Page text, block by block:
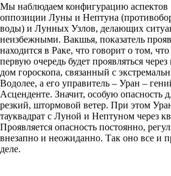
Мы наблюдаем конфигурацию аспектов
оппозиции Луны и Нептуна
воды) и Лунных Узлов, делающих
неизбежными. Вакшья, показатель
находится в Раке, что говорит о том,
первую очередь будет проявляться
дом гороскопа, связанный с
Водолее, а его управитель – Уран –
Асценденте. Значит, особую опасность
резкий, штормовой ветер. При этом
тауквадрат с Луной и Нептуном через
Проявляется опасность постоянно,
внезапно и неожиданно. Так оно все и
деле.